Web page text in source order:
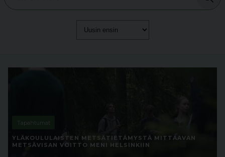
Tapahtumat
YLÄKOULULAISTEN METSÄTIETÄMYSTÄ MITTAAVAN
METSÄVISAN VOITTO MENI HELSINKIIN